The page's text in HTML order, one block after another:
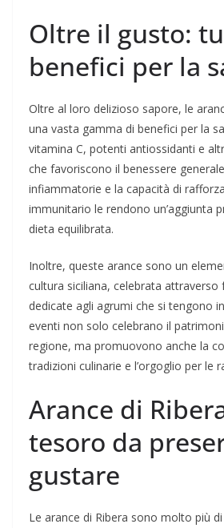
Oltre il gusto:
benefici per la
Oltre al loro delizioso sapore, le
una vasta gamma di benefici per la
vitamina C, potenti antiossidanti e
che favoriscono il benessere
infiammatorie e la capacità di
immunitario le rendono un’aggiunta
dieta equilibrata.
Inoltre, queste arance sono un
cultura siciliana, celebrata attraverso
dedicate agli agrumi che si tengono
eventi non solo celebrano il
regione, ma promuovono anche la
tradizioni culinarie e l’orgoglio per le
Arance di
tesoro da
gustare
Le arance di Ribera sono molto più